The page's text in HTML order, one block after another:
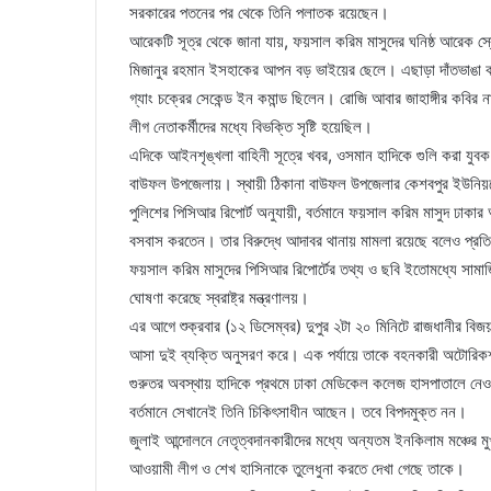
সরকারের পতনের পর থেকে তিনি পলাতক রয়েছেন।‎
আরেকটি সূত্র থেকে জানা যায়, ফয়সাল করিম মাসুদের ঘনিষ্ঠ আরেক
মিজানুর রহমান ইসহাকের আপন বড় ভাইয়ের ছেলে। এছাড়া দাঁতভাঙা
গ্যাং চক্রের সেকেন্ড ইন কমান্ড ছিলেন। রোজি আবার জাহাঙ্গীর
লীগ নেতাকর্মীদের মধ্যে বিভক্তি সৃষ্টি হয়েছিল।‎
‎এদিকে আইনশৃঙ্খলা বাহিনী সূত্রে খবর, ওসমান হাদিকে গুলি করা যুবক
বাউফল উপজেলায়। স্থায়ী ঠিকানা বাউফল উপজেলার কেশবপুর
পুলিশের পিসিআর রিপোর্ট অনুযায়ী, বর্তমানে ফয়সাল করিম মাসুদ
বসবাস করতেন। তার বিরুদ্ধে আদাবর থানায় মামলা রয়েছে বলেও
‎ফয়সাল করিম মাসুদের পিসিআর রিপোর্টের তথ্য ও ছবি ইতোমধ্যে
ঘোষণা করেছে স্বরাষ্ট্র মন্ত্রণালয়।
এর আগে শুক্রবার (১২ ডিসেম্বর) দুপুর ২টা ২০ মিনিটে রাজধানীর
আসা দুই ব্যক্তি অনুসরণ করে। এক পর্যায়ে তাকে বহনকারী
গুরুতর অবস্থায় হাদিকে প্রথমে ঢাকা মেডিকেল কলেজ হাসপাতালে
বর্তমানে সেখানেই তিনি চিকিৎসাধীন আছেন। তবে বিপদমুক্ত নন।
জুলাই আন্দোলনে নেতৃত্বদানকারীদের মধ্যে অন্যতম ইনকিলাম মঞ্চের
আওয়ামী লীগ ও শেখ হাসিনাকে তুলেধুনা করতে দেখা গেছে তাকে।